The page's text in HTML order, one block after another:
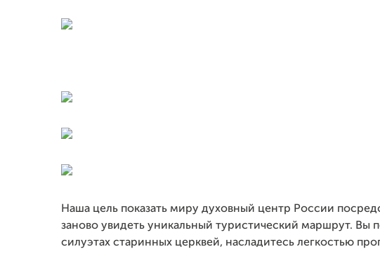
Наша цель показать миру духовный центр России
заново увидеть уникальный туристический маршрут. Вы
силуэтах старинных церквей, насладитесь легкостью